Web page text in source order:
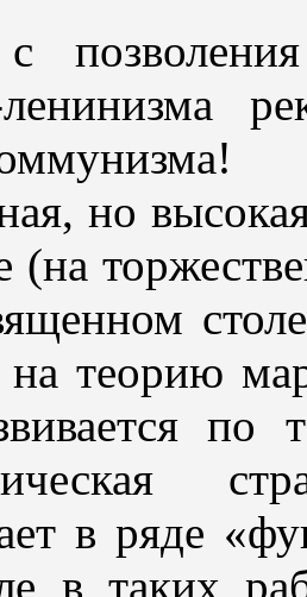
позволения
но
(на
теорию
в ряде
в таких